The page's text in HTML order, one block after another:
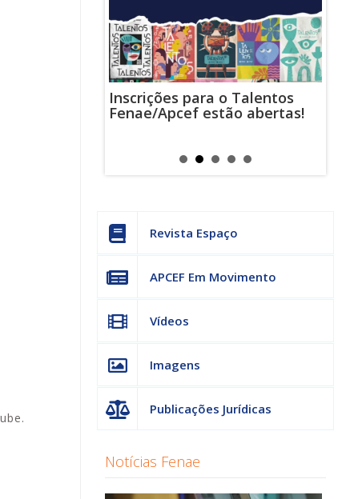
Inscrições para o Talentos
Fenae/Apcef estão abertas!
Revista Espaço
APCEF Em Movimento
Vídeos
Imagens
Publicações Jurídicas
Notícias Fenae